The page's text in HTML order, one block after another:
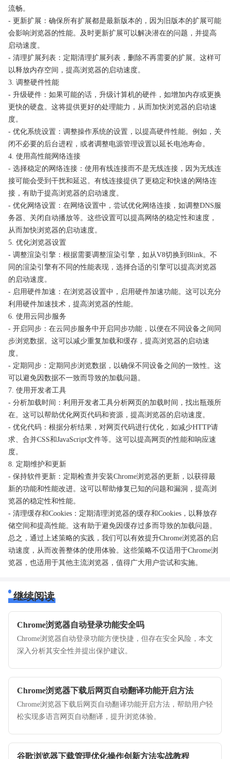
流畅。
- 更新扩展：确保所有扩展都是最新版本的，因为旧版本的扩展可能
会影响浏览器的性能。及时更新扩展可以解决潜在的问题，并提高
启动速度。
- 清理扩展列表：定期清理扩展列表，删除不再需要的扩展。这样可
以释放内存空间，提高浏览器的启动速度。
3. 调整硬件性能
- 升级硬件：如果可能的话，升级计算机的硬件，如增加内存或更换
更快的硬盘。这将提供更好的处理能力，从而加快浏览器的启动速
度。
- 优化系统设置：调整操作系统的设置，以提高硬件性能。例如，关
闭不必要的后台进程，或者调整电源管理设置以延长电池寿命。
4. 使用高性能网络连接
- 选择稳定的网络连接：使用有线连接而不是无线连接，因为无线连
接可能会受到干扰和延迟。有线连接提供了更稳定和快速的网络连
接，有助于提高浏览器的启动速度。
- 优化网络设置：在网络设置中，尝试优化网络连接，如调整DNS服
务器、关闭自动播放等。这些设置可以提高网络的稳定性和速度，
从而加快浏览器的启动速度。
5. 优化浏览器设置
- 调整渲染引擎：根据需要调整渲染引擎，如从V8切换到Blink。不
同的渲染引擎有不同的性能表现，选择合适的引擎可以提高浏览器
的启动速度。
- 启用硬件加速：在浏览器设置中，启用硬件加速功能。这可以充分
利用硬件加速技术，提高浏览器的性能。
6. 使用云同步服务
- 开启同步：在云同步服务中开启同步功能，以便在不同设备之间同
步浏览数据。这可以减少重复加载和缓存，提高浏览器的启动速
度。
- 定期同步：定期同步浏览数据，以确保不同设备之间的一致性。这
可以避免因数据不一致而导致的加载问题。
7. 使用开发者工具
- 分析加载时间：利用开发者工具分析网页的加载时间，找出瓶颈所
在。这可以帮助优化网页代码和资源，提高浏览器的启动速度。
- 优化代码：根据分析结果，对网页代码进行优化，如减少HTTP请
求、合并CSS和JavaScript文件等。这可以提高网页的性能和响应速
度。
8. 定期维护和更新
- 保持软件更新：定期检查并安装Chrome浏览器的更新，以获得最
新的功能和性能改进。这可以帮助修复已知的问题和漏洞，提高浏
览器的稳定性和性能。
- 清理缓存和Cookies：定期清理浏览器的缓存和Cookies，以释放存
储空间和提高性能。这有助于避免因缓存过多而导致的加载问题。
总之，通过上述策略的实践，我们可以有效提升Chrome浏览器的启
动速度，从而改善整体的使用体验。这些策略不仅适用于Chrome浏
览器，也适用于其他主流浏览器，值得广大用户尝试和实施。
继续阅读
Chrome浏览器自动登录功能安全吗
Chrome浏览器自动登录功能方便快捷，但存在安全风险，本文
深入分析其安全性并提出保护建议。
Chrome浏览器下载后网页自动翻译功能开启方法
Chrome浏览器下载后网页自动翻译功能开启方法，帮助用户轻
松实现多语言网页自动翻译，提升浏览体验。
谷歌浏览器下载管理优化操作创新方法实战教程